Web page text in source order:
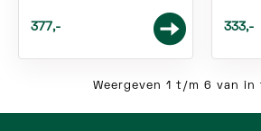
377,- 333,-
Weergeven 1 t/m 6 van in